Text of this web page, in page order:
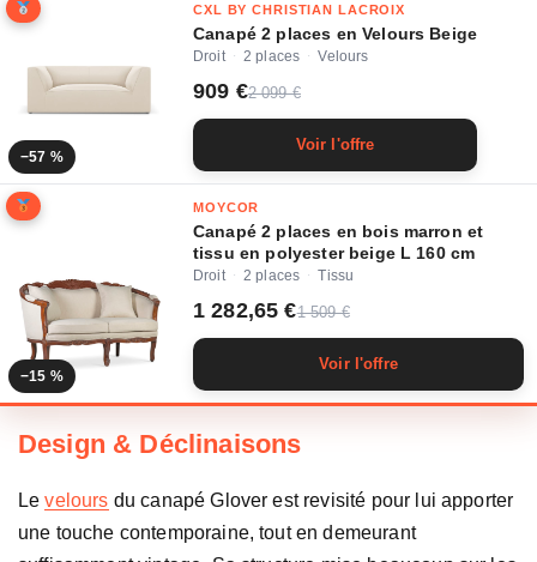
−57 %
CXL BY CHRISTIAN LACROIX
Canapé 2 places en Velours Beige
Droit · 2 places · Velours
909 €2 099 €
Voir l'offre
−15 %
MOYCOR
Canapé 2 places en bois marron et
tissu en polyester beige L 160 cm
Droit · 2 places · Tissu
1 282,65 €1 509 €
Voir l'offre
Design & Déclinaisons
Levelours du canapé Glover est revisité pour lui apporter
une touche contemporaine, tout en demeurant